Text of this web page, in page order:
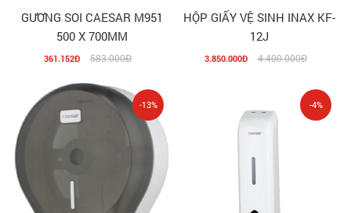
GƯƠNG SOI CAESAR M951
500 X 700MM
361.152Đ 583.000Đ
HỘP GIẤY VỆ SINH INAX KF-
12J
3.850.000Đ 4.400.000Đ
-13% -4%